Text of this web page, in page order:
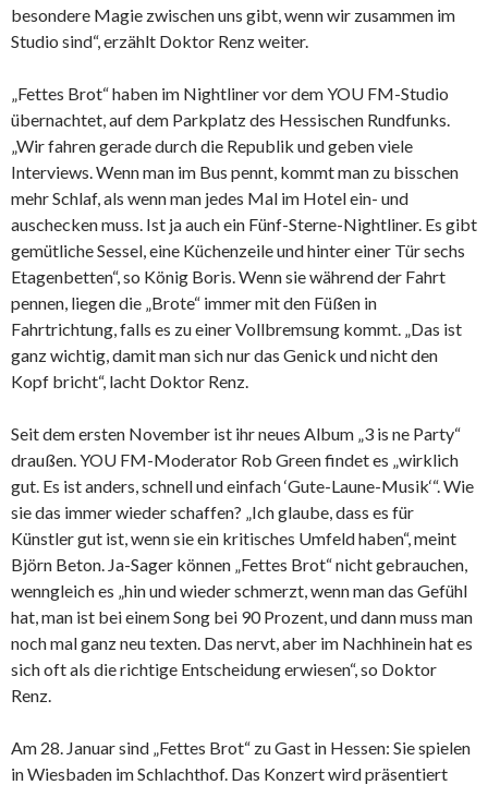
besondere Magie zwischen uns gibt, wenn wir zusammen im
Studio sind“, erzählt Doktor Renz weiter.
„Fettes Brot“ haben im Nightliner vor dem YOU FM-Studio
übernachtet, auf dem Parkplatz des Hessischen Rundfunks.
„Wir fahren gerade durch die Republik und geben viele
Interviews. Wenn man im Bus pennt, kommt man zu bisschen
mehr Schlaf, als wenn man jedes Mal im Hotel ein- und
auschecken muss. Ist ja auch ein Fünf-Sterne-Nightliner. Es gibt
gemütliche Sessel, eine Küchenzeile und hinter einer Tür sechs
Etagenbetten“, so König Boris. Wenn sie während der Fahrt
pennen, liegen die „Brote“ immer mit den Füßen in
Fahrtrichtung, falls es zu einer Vollbremsung kommt. „Das ist
ganz wichtig, damit man sich nur das Genick und nicht den
Kopf bricht“, lacht Doktor Renz.
Seit dem ersten November ist ihr neues Album „3 is ne Party“
draußen. YOU FM-Moderator Rob Green findet es „wirklich
gut. Es ist anders, schnell und einfach ‘Gute-Laune-Musik‘“. Wie
sie das immer wieder schaffen? „Ich glaube, dass es für
Künstler gut ist, wenn sie ein kritisches Umfeld haben“, meint
Björn Beton. Ja-Sager können „Fettes Brot“ nicht gebrauchen,
wenngleich es „hin und wieder schmerzt, wenn man das Gefühl
hat, man ist bei einem Song bei 90 Prozent, und dann muss man
noch mal ganz neu texten. Das nervt, aber im Nachhinein hat es
sich oft als die richtige Entscheidung erwiesen“, so Doktor
Renz.
Am 28. Januar sind „Fettes Brot“ zu Gast in Hessen: Sie spielen
in Wiesbaden im Schlachthof. Das Konzert wird präsentiert